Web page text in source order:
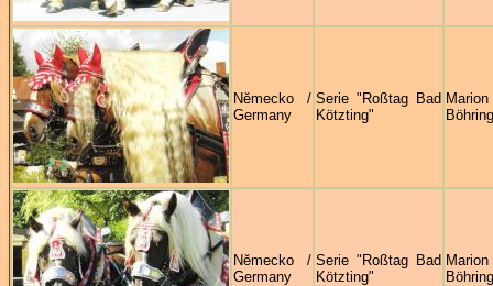
Německo /
Germany
Serie "Roßtag Bad
Kötzting"
Marion
Německo /
Germany
Serie "Roßtag Bad
Kötzting"
Marion